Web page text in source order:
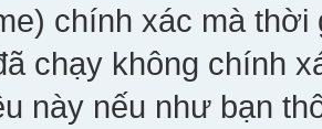
chính xác mà
chạy không chính
này nếu như bạn